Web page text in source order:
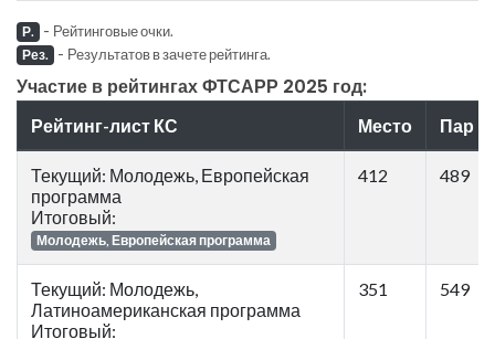
Р. - Рейтинговые очки.
Рез. - Результатов в зачете рейтинга.
Участие в рейтингах ФТСАРР 2025 год:
Рейтинг-лист КС Место Пар
Текущий: Молодежь, Европейская
программа
Итоговый:
Молодежь, Европейская программа
412 489
Текущий: Молодежь,
Латиноамериканская программа
Итоговый:
351 549